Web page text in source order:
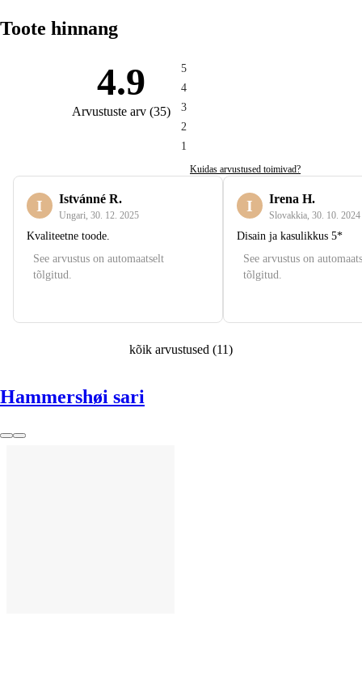
Toote hinnang
4.9
Arvustuste arv (35)
5
4
3
2
1
Kuidas arvustused toimivad?
I Istvánné R.
Ungari 30. 12. 2025
Kvaliteetne toode.
See arvustus on automaatselt
tõlgitud.
I Irena H.
Slovakkia 30. 10. 2024
Disain ja kasulikkus 5*
See arvustus on
tõlgitud.
kõik arvustused (11)
Hammershøi sari